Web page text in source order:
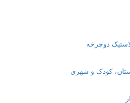
دوچرخه
کودک و شهری